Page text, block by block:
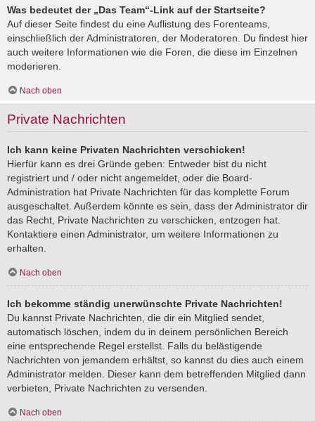
Was bedeutet der „Das Team“-Link auf der Startseite?
Auf dieser Seite findest du eine Auflistung des Forenteams,
einschließlich der Administratoren, der Moderatoren. Du findest hier
auch weitere Informationen wie die Foren, die diese im Einzelnen
moderieren.
Nach oben
Private Nachrichten
Ich kann keine Privaten Nachrichten verschicken!
Hierfür kann es drei Gründe geben: Entweder bist du nicht
registriert und / oder nicht angemeldet, oder die Board-
Administration hat Private Nachrichten für das komplette Forum
ausgeschaltet. Außerdem könnte es sein, dass der Administrator dir
das Recht, Private Nachrichten zu verschicken, entzogen hat.
Kontaktiere einen Administrator, um weitere Informationen zu
erhalten.
Nach oben
Ich bekomme ständig unerwünschte Private Nachrichten!
Du kannst Private Nachrichten, die dir ein Mitglied sendet,
automatisch löschen, indem du in deinem persönlichen Bereich
eine entsprechende Regel erstellst. Falls du belästigende
Nachrichten von jemandem erhältst, so kannst du dies auch einem
Administrator melden. Dieser kann dem betreffenden Mitglied dann
verbieten, Private Nachrichten zu versenden.
Nach oben